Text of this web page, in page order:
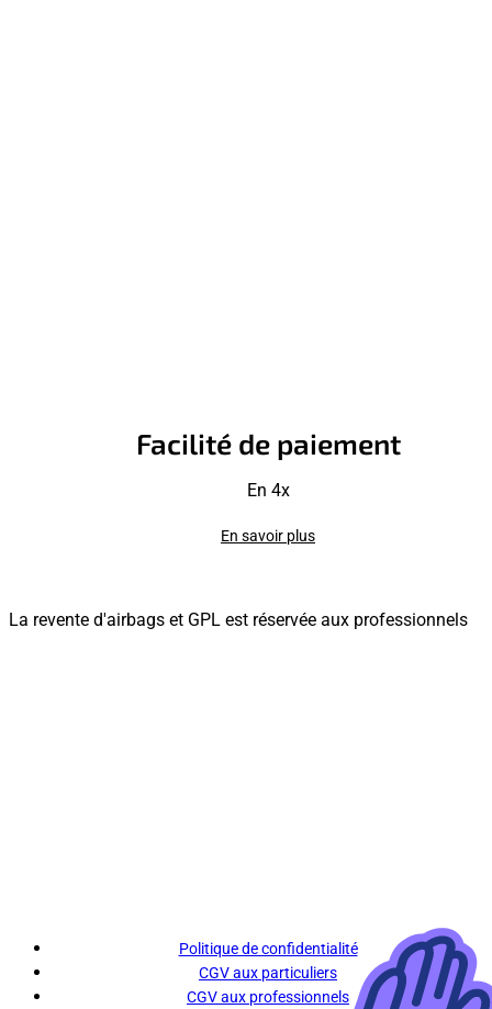
Facilité de paiement
En 4x
En savoir plus
La revente d'airbags et GPL est réservée aux professionnels
Politique de confidentialité
CGV aux particuliers
CGV aux professionnels